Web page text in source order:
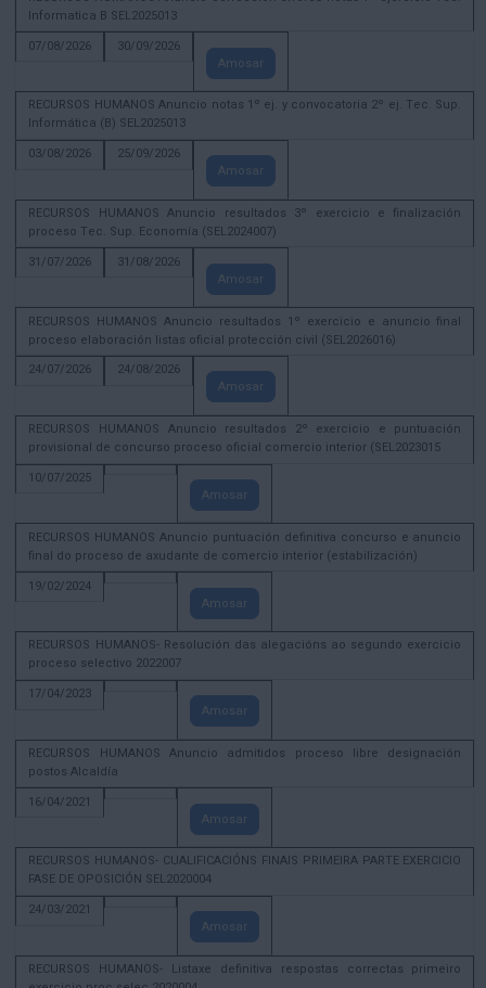
Informatica B SEL2025013
07/08/2026
30/09/2026
Amosar
RECURSOS HUMANOS Anuncio notas 1º ej. y convocatoria 2º ej. Tec. Sup.
Informática (B) SEL2025013
03/08/2026
25/09/2026
Amosar
RECURSOS HUMANOS Anuncio resultados 3º exercicio e finalización
proceso Tec. Sup. Economía (SEL2024007)
31/07/2026
31/08/2026
Amosar
RECURSOS HUMANOS Anuncio resultados 1º exercicio e anuncio final
proceso elaboración listas oficial protección civil (SEL2026016)
24/07/2026
24/08/2026
Amosar
RECURSOS HUMANOS Anuncio resultados 2º exercicio e puntuación
provisional de concurso proceso oficial comercio interior (SEL2023015
10/07/2025
Amosar
RECURSOS HUMANOS Anuncio puntuación definitiva concurso e anuncio
final do proceso de axudante de comercio interior (estabilización)
19/02/2024
Amosar
RECURSOS HUMANOS- Resolución das alegacións ao segundo exercicio
proceso selectivo 2022007
17/04/2023
Amosar
RECURSOS HUMANOS Anuncio admitidos proceso libre designación
postos Alcaldía
16/04/2021
Amosar
RECURSOS HUMANOS- CUALIFICACIÓNS FINAIS PRIMEIRA PARTE EXERCICIO
FASE DE OPOSICIÓN SEL2020004
24/03/2021
Amosar
RECURSOS HUMANOS- Listaxe definitiva respostas correctas primeiro